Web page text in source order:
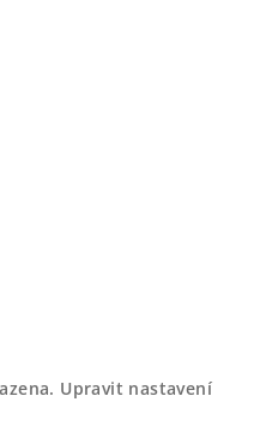
Upravit nastavení